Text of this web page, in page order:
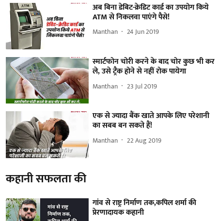
अब बिना डेबिट-क्रेडिट कार्ड का उपयोग किये
ATM से निकलवा पाएंगे पैसे!
Manthan 24 Jun 2019
स्मार्टफोन चोरी करने के बाद चोर कुछ भी कर
ले, उसे ट्रैक होने से नहीं रोक पायेगा
Manthan 23 Jul 2019
एक से ज्यादा बैंक खाते आपके लिए परेशानी
का सबब बन सकते हैं!
Manthan 22 Aug 2019
कहानी सफलता की
गांव से राष्ट्र निर्माण तक,कपिल शर्मा की
प्रेरणादायक कहानी